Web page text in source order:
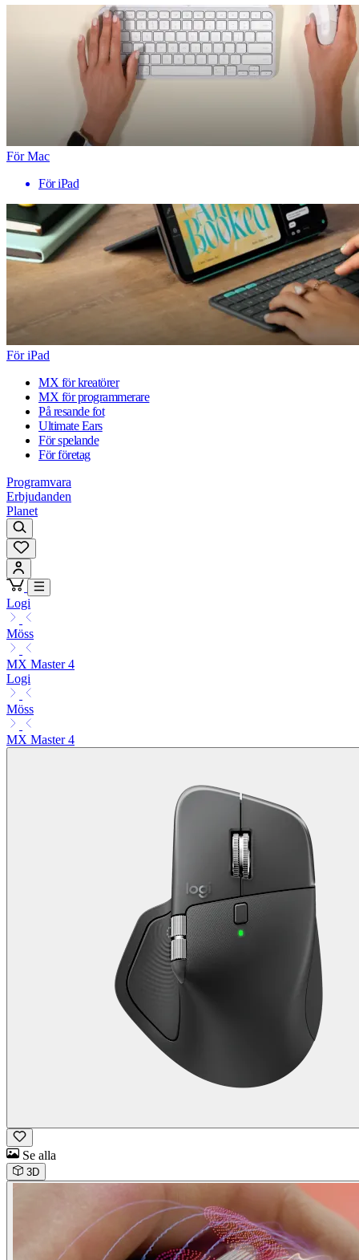
För Mac
För iPad
För iPad
MX för kreatörer
MX för programmerare
På resande fot
Ultimate Ears
För spelande
För företag
Programvara
Erbjudanden
Planet
Logi
Möss
MX Master 4
Logi
Möss
MX Master 4
Se alla
3D